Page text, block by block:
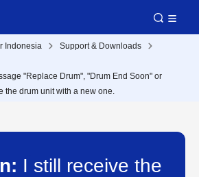
Indonesia
Support & Downloads
"Replace Drum", "Drum End Soon" or
the drum unit with a new one.
I still receive the